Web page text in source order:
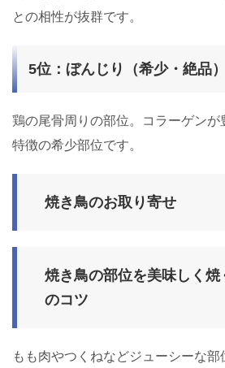
との相性が抜群です。
5位：ぼんじり（希少・絶品）
鶏の尾骨周りの部位。コラーゲン
特徴の希少部位です。
焼き鳥のお取り寄せ
焼き鳥の部位を美味しく
のコツ
もも肉やつくねなどジューシーな